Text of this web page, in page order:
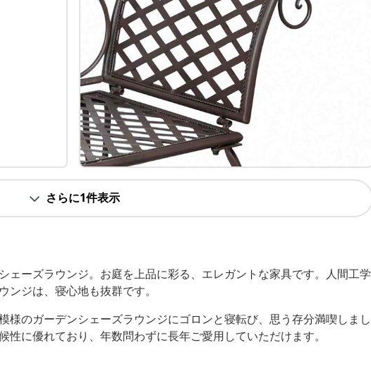
さらに1件表示
ェーズラウンジ。お庭を上品に彩る、エレガントな家具です。人間工学
ジは、寝心地も抜群です。
様のガーデンシェーズラウンジにゴロンと寝転び、思う存分満喫しまし
に優れており、年数問わずに長年ご愛用していただけます。